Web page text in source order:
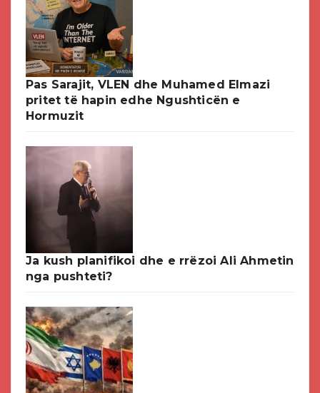
Pas Sarajit, VLEN dhe Muhamed Elmazi
pritet të hapin edhe Ngushticën e
Hormuzit
Ja kush planifikoi dhe e rrëzoi Ali Ahmetin
nga pushteti?